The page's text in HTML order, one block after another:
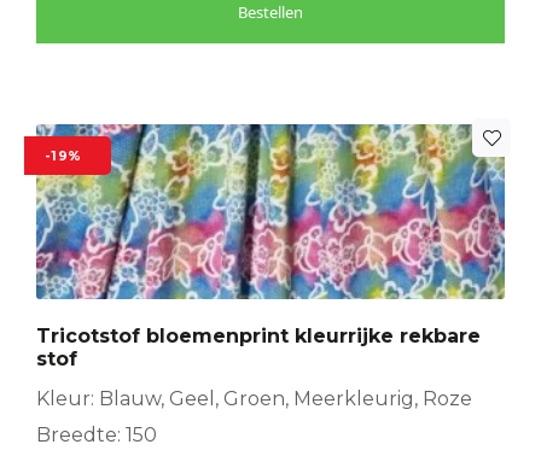
Bestellen
-19%
Tricotstof bloemenprint kleurrijke rekbare
stof
Kleur: Blauw, Geel, Groen, Meerkleurig, Roze
Breedte: 150